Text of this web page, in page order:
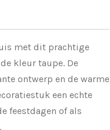
met dit prachtige
kleur taupe. De
ontwerp en de warme
een echte
feestdagen of als